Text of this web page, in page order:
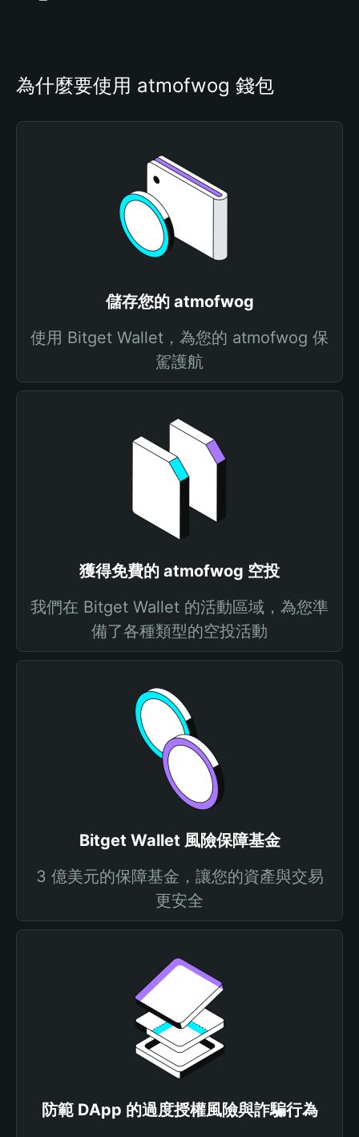
為什麼要使用 atmofwog 錢包
儲存您的 atmofwog
使用 Bitget Wallet，為您的 atmofwog 保
駕護航
獲得免費的 atmofwog 空投
我們在 Bitget Wallet 的活動區域，為您準
備了各種類型的空投活動
Bitget Wallet 風險保障基金
3 億美元的保障基金，讓您的資產與交易
更安全
防範 DApp 的過度授權風險與詐騙行為